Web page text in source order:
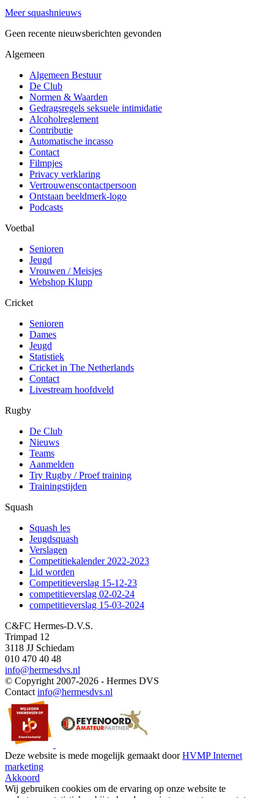
Meer squashnieuws
Geen recente nieuwsberichten gevonden
Algemeen
Algemeen Bestuur
De Club
Normen & Waarden
Gedragsregels seksuele intimidatie
Alcoholreglement
Contributie
Automatische incasso
Contact
Filmpjes
Privacy verklaring
Vertrouwenscontactpersoon
Ontstaan beeldmerk-logo
Podcasts
Voetbal
Senioren
Jeugd
Vrouwen / Meisjes
Webshop Klupp
Cricket
Senioren
Dames
Jeugd
Statistiek
Cricket in The Netherlands
Contact
Livestream hoofdveld
Rugby
De Club
Nieuws
Teams
Aanmelden
Try Rugby / Proef training
Trainingstijden
Squash
Squash les
Jeugdsquash
Verslagen
Competitiekalender 2022-2023
Lid worden
Competitieverslag 15-12-23
competitieverslag 02-02-24
competitieverslag 15-03-2024
C&FC Hermes-D.V.S.
Trimpad 12
3118 JJ Schiedam
010 470 40 48
info@hermesdvs.nl
© Copyright 2007-2026 - Hermes DVS
Contact info@hermesdvs.nl
Deze website is mede mogelijk gemaakt doorHVMP Internet
marketing
Akkoord
Wij gebruiken cookies om de ervaring op onze website te